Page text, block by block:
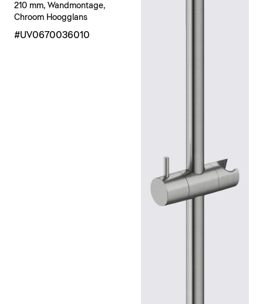
210 mm, Wandmontage,
Chroom Hoogglans
#UV0670036010